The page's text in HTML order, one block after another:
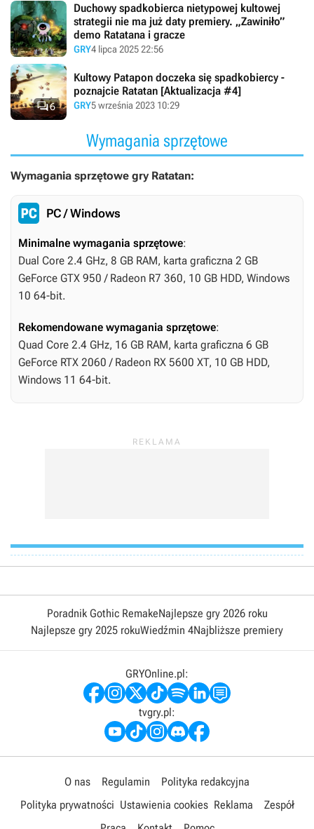
Duchowy spadkobierca nietypowej kultowej
strategii nie ma już daty premiery. „Zawiniło”
demo Ratatana i gracze
GRY4 lipca 2025 22:56
6
Kultowy Patapon doczeka się spadkobiercy -
poznajcie Ratatan [Aktualizacja #4]
GRY5 września 2023 10:29
Wymagania sprzętowe
Wymagania sprzętowe gry Ratatan:
PC / Windows
Minimalne wymagania sprzętowe:
Dual Core 2.4 GHz, 8 GB RAM, karta graficzna 2 GB
GeForce GTX 950 / Radeon R7 360, 10 GB HDD, Windows
10 64-bit.
Rekomendowane wymagania sprzętowe:
Quad Core 2.4 GHz, 16 GB RAM, karta graficzna 6 GB
GeForce RTX 2060 / Radeon RX 5600 XT, 10 GB HDD,
Windows 11 64-bit.
Poradnik Gothic RemakeNajlepsze gry 2026 roku
Najlepsze gry 2025 rokuWiedźmin 4Najbliższe premiery
GRYOnline.pl:
tvgry.pl:
O nas Regulamin
Polityka redakcyjna
Polityka prywatności Ustawienia cookies Reklama
Zespół